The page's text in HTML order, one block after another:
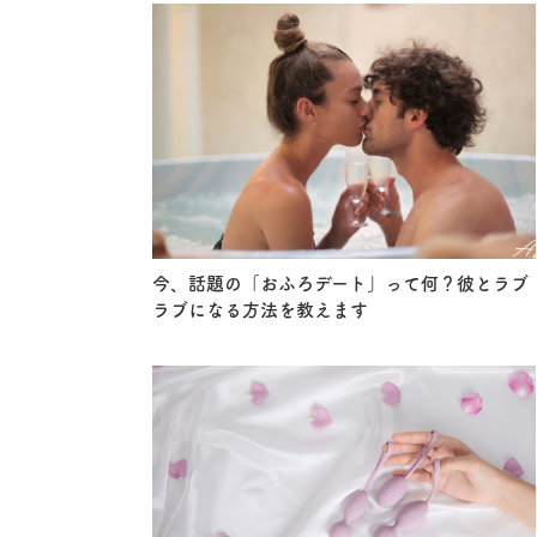
今、話題の「おふろデート」って何？彼とラブ
ラブになる方法を教えます